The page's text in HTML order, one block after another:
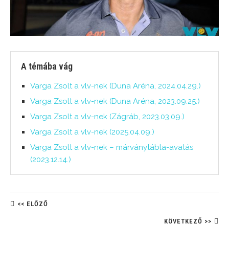
A témába vág
Varga Zsolt a vlv-nek (Duna Aréna, 2024.04.29.)
Varga Zsolt a vlv-nek (Duna Aréna, 2023.09.25.)
Varga Zsolt a vlv-nek (Zágráb, 2023.03.09.)
Varga Zsolt a vlv-nek (2025.04.09.)
Varga Zsolt a vlv-nek – márványtábla-avatás
(2023.12.14.)
<< ELŐZŐ
KÖVETKEZŐ >>